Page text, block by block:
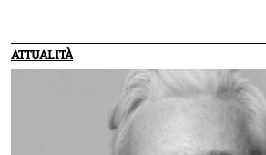
ATTUALITÀ